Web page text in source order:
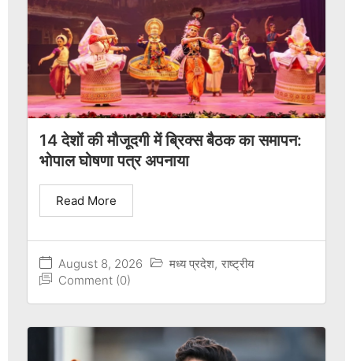
14 देशों की मौजूदगी में ब्रिक्स बैठक का समापन:
भोपाल घोषणा पत्र अपनाया
August 8, 2026 मध्य प्रदेश, राष्ट्रीय
Comment (0)
Read More